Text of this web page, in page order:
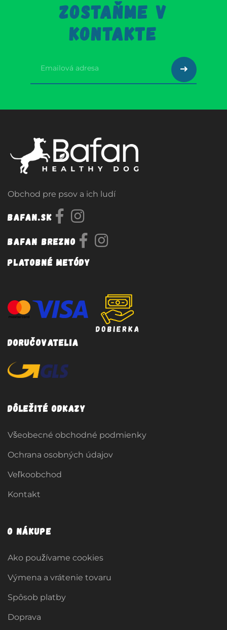
ZOSTAŇME V
KONTAKTE
Obchod pre psov a ich ludí
Bafan.sk
Bafan Brezno
Platobné metódy
Doručovatelia
Dôležité odkazy
Všeobecné obchodné podmienky
Ochrana osobných údajov
Veľkoobchod
Kontakt
O nákupe
Ako používame cookies
Výmena a vrátenie tovaru
Spôsob platby
Doprava